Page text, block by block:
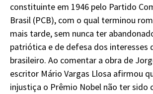
constituinte em 1946 pelo Partido
Brasil (PCB), com o qual terminou
mais tarde, sem nunca ter
patriótica e de defesa dos interesses
brasileiro. Ao comentar a obra de
escritor Mário Vargas Llosa afirmou
injustiça o Prêmio Nobel não ter sido